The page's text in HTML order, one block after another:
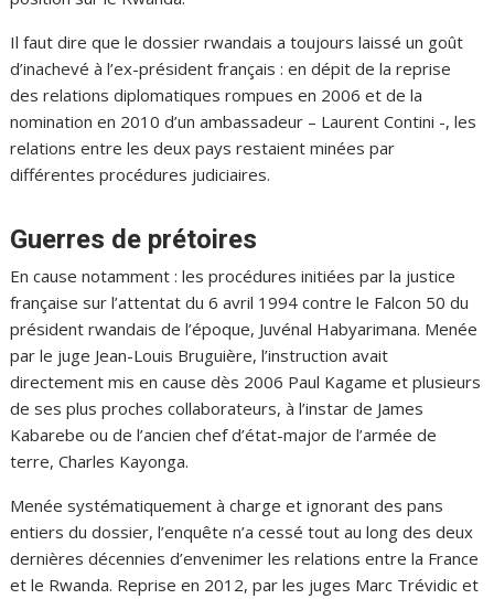
Il faut dire que le dossier rwandais a toujours laissé un goût
d’inachevé à l’ex-président français : en dépit de la reprise
des relations diplomatiques rompues en 2006 et de la
nomination en 2010 d’un ambassadeur – Laurent Contini -, les
relations entre les deux pays restaient minées par
différentes procédures judiciaires.
Guerres de prétoires
En cause notamment : les procédures initiées par la justice
française sur l’attentat du 6 avril 1994 contre le Falcon 50 du
président rwandais de l’époque, Juvénal Habyarimana. Menée
par le juge Jean-Louis Bruguière, l’instruction avait
directement mis en cause dès 2006 Paul Kagame et plusieurs
de ses plus proches collaborateurs, à l’instar de James
Kabarebe ou de l’ancien chef d’état-major de l’armée de
terre, Charles Kayonga.
Menée systématiquement à charge et ignorant des pans
entiers du dossier, l’enquête n’a cessé tout au long des deux
dernières décennies d’envenimer les relations entre la France
et le Rwanda. Reprise en 2012, par les juges Marc Trévidic et